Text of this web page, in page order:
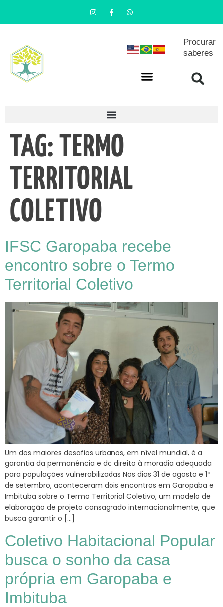
Procurar
saberes
TAG: TERMO
TERRITORIAL
COLETIVO
IFSC Garopaba recebe
encontro sobre o Termo
Territorial Coletivo
Um dos maiores desafios urbanos, em nível mundial, é a
garantia da permanência e do direito à moradia adequada
para populações vulnerabilizadas Nos dias 31 de agosto e 1º
de setembro, aconteceram dois encontros em Garopaba e
Imbituba sobre o Termo Territorial Coletivo, um modelo de
elaboração de projeto consagrado internacionalmente, que
busca garantir o […]
Coletivo Habitacional Popular
busca o sonho da casa
própria em Garopaba e
Imbituba